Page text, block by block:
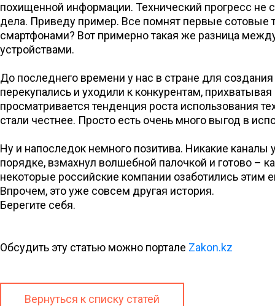
похищенной информации. Технический прогресс не
дела. Приведу пример. Все помнят первые сотовые
смартфонами? Вот примерно такая же разница
устройствами.
До последнего времени у нас в стране для
перекупались и уходили к конкурентам,
просматривается тенденция роста использования
стали честнее. Просто есть очень много выгод в
Ну и напоследок немного позитива. Никакие каналы
порядке, взмахнул волшебной палочкой и готово –
некоторые российские компании озаботились
Впрочем, это уже совсем другая история.
Берегите себя.
Обсудить эту статью можно портале Zakon.kz
Вернуться к списку статей